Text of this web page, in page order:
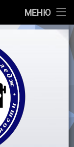
МЕНЮ